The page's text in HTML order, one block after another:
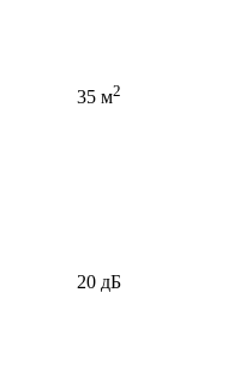
35 м2
20 дБ